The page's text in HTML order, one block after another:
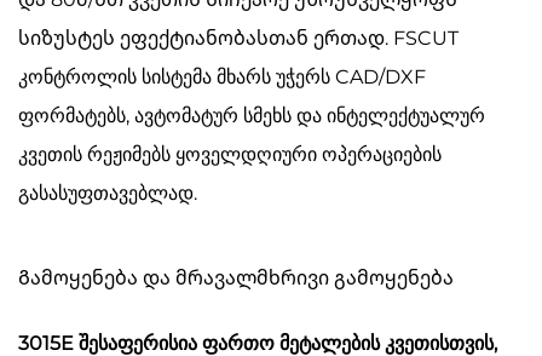
სიზუსტეს ეფექტიანობასთან ერთად. FSCUT
კონტროლის სისტემა მხარს უჭერს CAD/DXF
ფორმატებს, ავტომატურ სმეხს და ინტელექტუალურ
კვეთის რეჟიმებს ყოველდღიური ოპერაციების
გასასუფთავებლად.
Გამოყენება და მრავალმხრივი გამოყენება
3015E შესაფერისია ფართო მეტალების კვეთისთვის,